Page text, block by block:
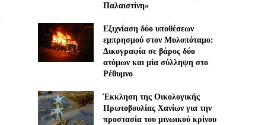
Παλαιστίνη»
Εξιχνίαση δύο υποθέσεων
εμπρησμού στον Μυλοπόταμο:
Δικογραφία σε βάρος δύο
ατόμων και μία σύλληψη στο
Ρέθυμνο
Έκκληση της Οικολογικής
Πρωτοβουλίας Χανίων για την
προστασία του μινωικού κρίνου